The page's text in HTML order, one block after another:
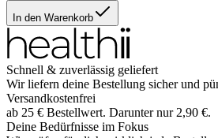
In den Warenkorb
Schnell & zuverlässig geliefert
Wir liefern deine Bestellung sicher und
Versandkostenfrei
ab 25 € Bestellwert. Darunter nur 2,90 €.
Deine Bedürfnisse im Fokus